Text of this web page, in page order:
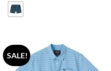
SALE!